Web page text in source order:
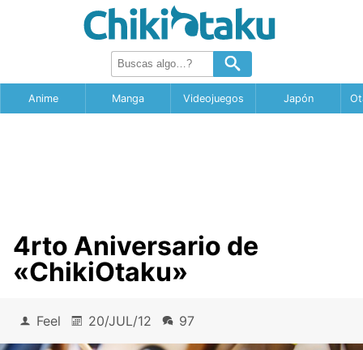
Anime Manga Videojuegos Japón
4rto Aniversario de
«ChikiOtaku»
Feel 20/JUL/12 97